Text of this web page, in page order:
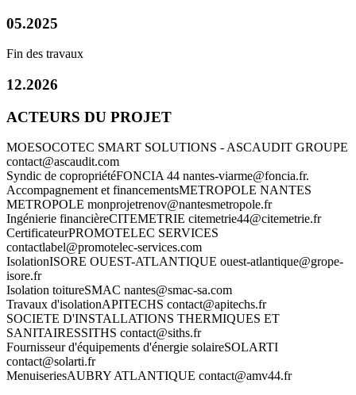
05.2025
Fin des travaux
12.2026
ACTEURS DU PROJET
MOESOCOTEC SMART SOLUTIONS - ASCAUDIT GROUPE
contact@ascaudit.com
Syndic de copropriétéFONCIA 44 nantes-viarme@foncia.fr.
Accompagnement et financementsMETROPOLE NANTES
METROPOLE monprojetrenov@nantesmetropole.fr
Ingénierie financièreCITEMETRIE citemetrie44@citemetrie.fr
CertificateurPROMOTELEC SERVICES
contactlabel@promotelec-services.com
IsolationISORE OUEST-ATLANTIQUE ouest-atlantique@grope-
isore.fr
Isolation toitureSMAC nantes@smac-sa.com
Travaux d'isolationAPITECHS contact@apitechs.fr
SOCIETE D'INSTALLATIONS THERMIQUES ET
SANITAIRESSITHS contact@siths.fr
Fournisseur d'équipements d'énergie solaireSOLARTI
contact@solarti.fr
MenuiseriesAUBRY ATLANTIQUE contact@amv44.fr